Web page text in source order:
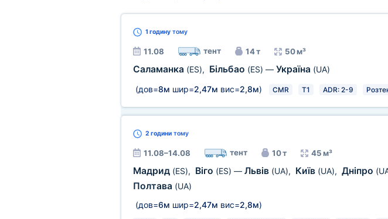
1 годинутому
11.08 тент 14 т 50 м³
Саламанка (ES), Більбао (ES) — Україна (UA)
(дов=8м шир=2,47м вис=2,8м) CMR T1 ADR: 2-9
2 годинитому
11.08–14.08 тент 10 т 45 м³
Мадрид (ES), Віго (ES) — Львів (UA), Київ (UA), Дніпро
Полтава (UA)
(дов=6м шир=2,47м вис=2,8м)